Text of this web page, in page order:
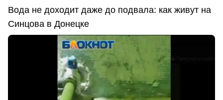
Вода не доходит даже до подвала: как живут на
Синцова в Донецке